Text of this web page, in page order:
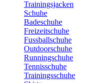
Trainingsjacken
Schuhe
Badeschuhe
Freizeitschuhe
Fussballschuhe
Outdoorschuhe
Runningschuhe
Tennisschuhe
Trainingsschuhe